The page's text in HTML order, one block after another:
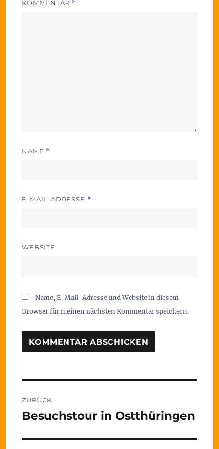
KOMMENTAR *
NAME *
E-MAIL-ADRESSE *
WEBSITE
Name, E-Mail-Adresse und Website in diesem
Browser für meinen nächsten Kommentar speichern.
ZURÜCK
Vorheriger
Besuchstour in Ostthüringen